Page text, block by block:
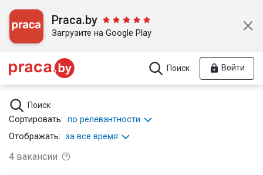
Praca.by
Загрузите на Google Play
Поиск Войти
Поиск
Сортировать: по релевантности
Отображать: за все время
4 вакансии